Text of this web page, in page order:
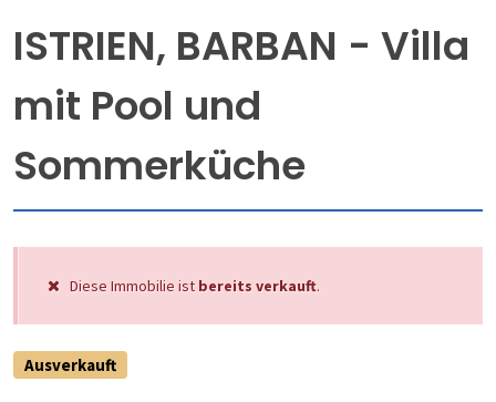
ISTRIEN, BARBAN - Villa
mit Pool und
Sommerküche
Diese Immobilie ist bereits verkauft.
Ausverkauft